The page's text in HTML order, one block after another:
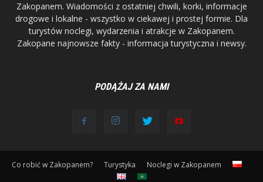
Zakopanem. Wiadomości z ostatniej chwili, korki, informacje
drogowe i lokalne - wszystko w ciekawej i prostej formie. Dla
turystów noclegi, wydarzenia i atrakcje w Zakopanem.
Zakopane najnowsze fakty - informacja turystyczna i newsy.
PODĄŻAJ ZA NAMI
Co robić w Zakopanem? Turystyka Noclegi w Zakopanem